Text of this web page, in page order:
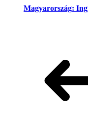
Magyarország: